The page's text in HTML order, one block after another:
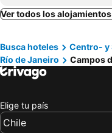
Búzios, Río de Janeiro
São Paulo, São Paulo
Maceió, Alagoas Hoteles
Ver todos los
Busca hoteles Centro- y
Río de Janeiro
Campos
Elige tu país